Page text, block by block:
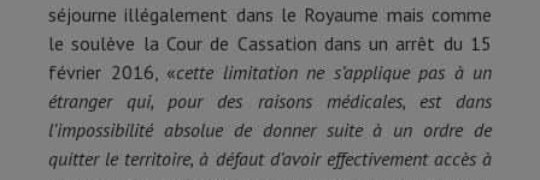
séjourne illégalement dans le Royaume mais comme
le soulève la Cour de Cassation dans un arrêt du 15
février 2016, «cette limitation ne s’applique pas à un
étranger qui, pour des raisons médicales, est dans
l’impossibilité absolue de donner suite à un ordre de
quitter le territoire, à défaut d’avoir effectivement accès à